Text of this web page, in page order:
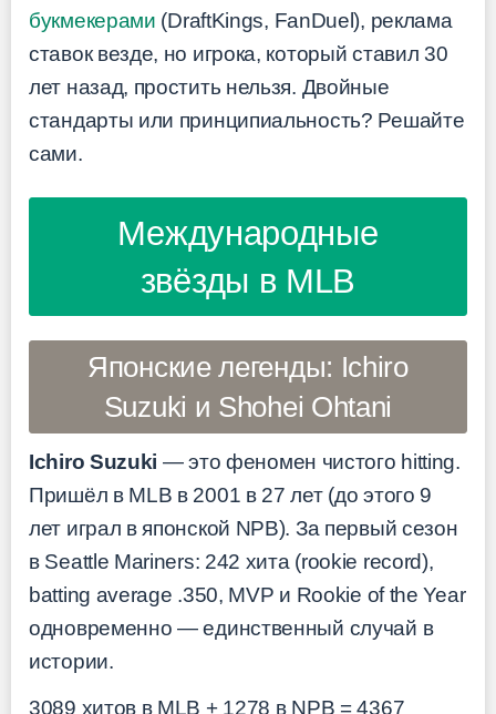
букмекерами (DraftKings, FanDuel), реклама
ставок везде, но игрока, который ставил 30
лет назад, простить нельзя. Двойные
стандарты или принципиальность? Решайте
сами.
Международные
звёзды в MLB
Японские легенды: Ichiro
Suzuki и Shohei Ohtani
Ichiro Suzuki — это феномен чистого hitting.
Пришёл в MLB в 2001 в 27 лет (до этого 9
лет играл в японской NPB). За первый сезон
в Seattle Mariners: 242 хита (rookie record),
batting average .350, MVP и Rookie of the Year
одновременно — единственный случай в
истории.
3089 хитов в MLB + 1278 в NPB = 4367